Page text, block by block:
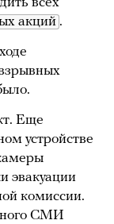
акций .
Еще
устройстве
эвакуации
комиссии.
СМИ